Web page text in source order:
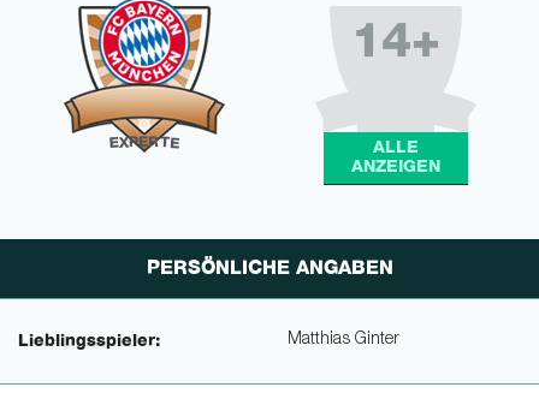
EXPERTE
14+
ALLE
ANZEIGEN
PERSÖNLICHE ANGABEN
Lieblingsspieler: Matthias Ginter